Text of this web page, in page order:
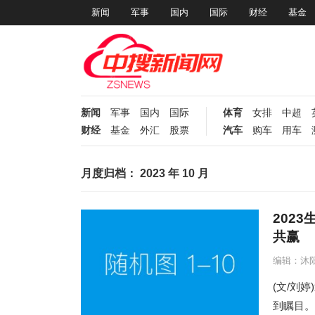
新闻 军事 国内 国际 财经 基金
新闻 军事 国内
国际
财经
基金 外汇 股票
体育 女排 中超
汽车
购车 用车
月度归档： 2023 年 10 月
2023
共赢
编辑：沐
(文/刘婷
到瞩目